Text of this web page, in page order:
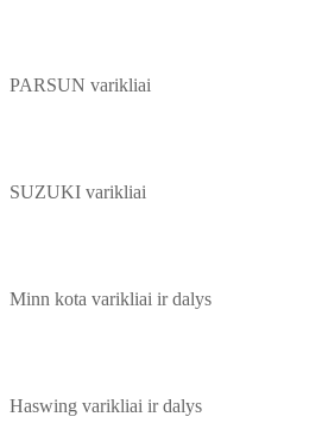
PARSUN varikliai
SUZUKI varikliai
Minn kota varikliai ir dalys
Haswing varikliai ir dalys